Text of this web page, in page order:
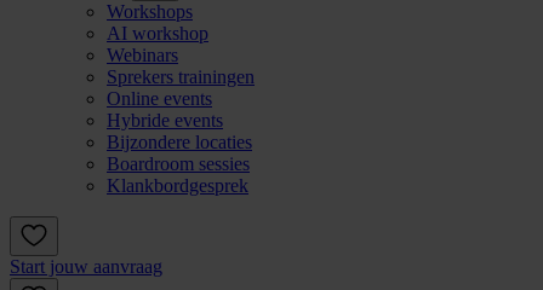
Workshops
AI workshop
Webinars
Sprekers trainingen
Online events
Hybride events
Bijzondere locaties
Boardroom sessies
Klankbordgesprek
Start jouw aanvraag